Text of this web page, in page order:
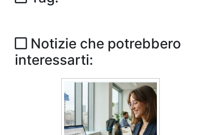
Notizie che potrebbero
interessarti: